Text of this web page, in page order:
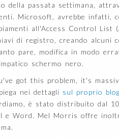
della passata settimana,
Microsoft, avrebbe infatti,
all'Access Control List
di registro, creando alcuni
pare, modifica in modo
schermo nero.
got this problem, it's
nei dettagli sul proprio blog
è stato distribuito dal
e Word. Mel Morris offre